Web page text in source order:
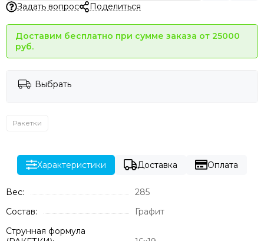
Задать вопрос Поделиться
Доставим бесплатно при сумме заказа от 25000
руб.
Выбрать
Ракетки
Характеристики Доставка Оплата
Вес:
285
Состав:
Графит
Струнная формула